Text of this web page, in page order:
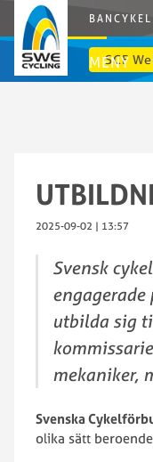
BANCYKEL
MENY
SCF
2025-09-02 | 13:57
Svensk
engagerade
utbilda sig
mekaniker,
Svenska
olika sätt